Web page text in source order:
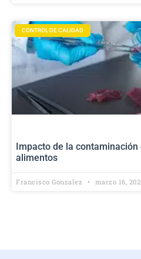
CONTROL DE CALIDAD
Impacto de la
alimentos
Francisco Gonzalez marzo 16,